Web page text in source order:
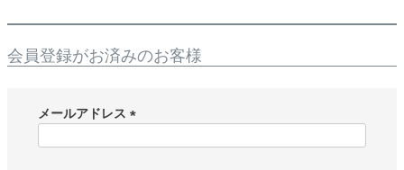
会員登録がお済みのお客様
メールアドレス